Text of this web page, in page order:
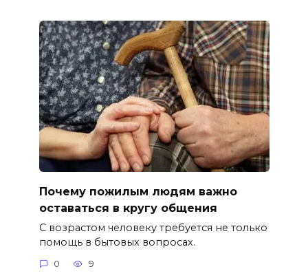
Почему пожилым людям важно
оставаться в кругу общения
С возрастом человеку требуется не только
помощь в бытовых вопросах.
0 9